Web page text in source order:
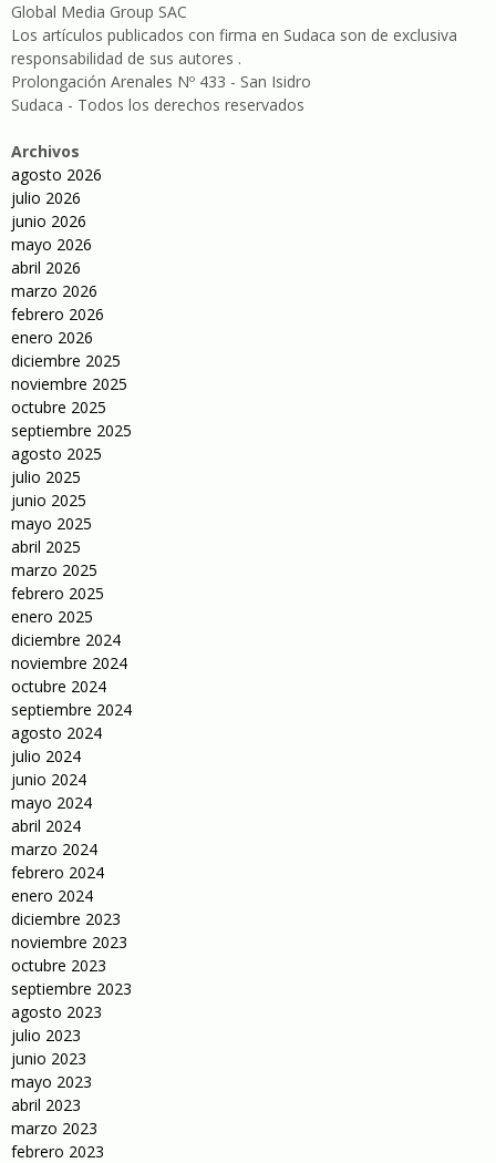
Global Media Group SAC
Los artículos publicados con firma en Sudaca son de exclusiva
responsabilidad de sus autores .
Prolongación Arenales Nº 433 - San Isidro
Sudaca - Todos los derechos reservados
Archivos
agosto 2026
julio 2026
junio 2026
mayo 2026
abril 2026
marzo 2026
febrero 2026
enero 2026
diciembre 2025
noviembre 2025
octubre 2025
septiembre 2025
agosto 2025
julio 2025
junio 2025
mayo 2025
abril 2025
marzo 2025
febrero 2025
enero 2025
diciembre 2024
noviembre 2024
octubre 2024
septiembre 2024
agosto 2024
julio 2024
junio 2024
mayo 2024
abril 2024
marzo 2024
febrero 2024
enero 2024
diciembre 2023
noviembre 2023
octubre 2023
septiembre 2023
agosto 2023
julio 2023
junio 2023
mayo 2023
abril 2023
marzo 2023
febrero 2023